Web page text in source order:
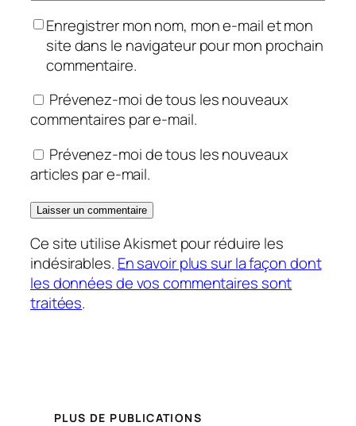
Enregistrer mon nom, mon e-mail et mon
site dans le navigateur pour mon prochain
commentaire.
Prévenez-moi de tous les nouveaux
commentaires par e-mail.
Prévenez-moi de tous les nouveaux
articles par e-mail.
Ce site utilise Akismet pour réduire les
indésirables. En savoir plus sur la façon dont
les données de vos commentaires sont
traitées.
PLUS DE PUBLICATIONS